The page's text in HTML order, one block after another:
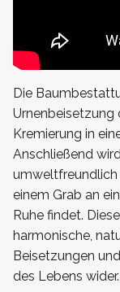
Die
Urnenbeisetzung
Kremierung in
Anschließend
umweltfreundlich
einem Grab an
Ruhe findet.
harmonische,
Beisetzungen
des Lebens wider.